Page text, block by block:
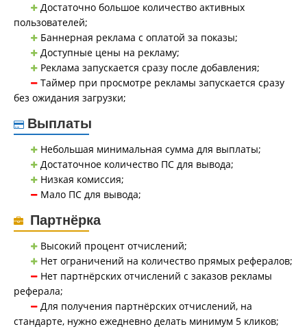
Достаточно большое количество активных
пользователей;
Баннерная реклама с оплатой за показы;
Доступные цены на рекламу;
Реклама запускается сразу после добавления;
Таймер при просмотре рекламы запускается сразу
без ожидания загрузки;
Выплаты
Небольшая минимальная сумма для выплаты;
Достаточное количество ПС для вывода;
Низкая комиссия;
Мало ПС для вывода;
Партнёрка
Высокий процент отчислений;
Нет ограничений на количество прямых рефералов;
Нет партнёрских отчислений с заказов рекламы
реферала;
Для получения партнёрских отчислений, на
стандарте, нужно ежедневно делать минимум 5 кликов;